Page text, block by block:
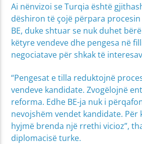
Ai nënvizoi se Turqia është
dëshiron të çojë përpara
BE, duke shtuar se nuk duhet
këtyre vendeve dhe pengesa në
negociatave për shkak të
“Pengesat e tilla reduktojnë
vendeve kandidate. Zvogëlojnë
reforma. Edhe BE-ja nuk i
nevojshëm vendet kandidate. Për
hyjmë brenda një rrethi vicioz”,
diplomacisë turke.